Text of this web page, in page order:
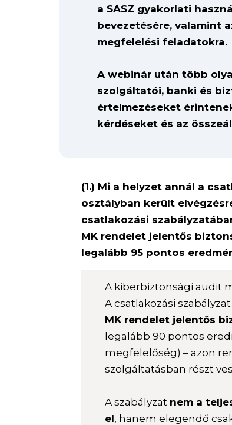
a SASZ gyakorlati
bevezetésére, valamint
megfelelési feladatokra.
A webinár után több
szolgáltatói, banki és
értelmezéseket
kérdéseket és az
(1.) Mi a helyzet annál a
osztályban került
csatlakozási
MK rendelet jelentős
legalább 95 pontos
A kiberbiztonsági audit
A csatlakozási szabályzat
MK rendelet jelentős
legalább 90 pontos
megfelelőség) – azon
szolgáltatásban részt
A szabályzat nem a
el, hanem elegendő